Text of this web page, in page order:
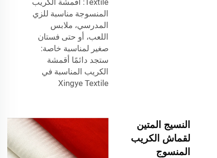
المنسوجة مناسبة للزي
المدرسي، ملابس
اللعب، أو حتى فستان
صغير لمناسبة خاصة:
ستجد دائمًا أقمشة
الكريب المناسبة في
Xingye Textile
النسيج المتين
لقماش الكريب
المنسوج